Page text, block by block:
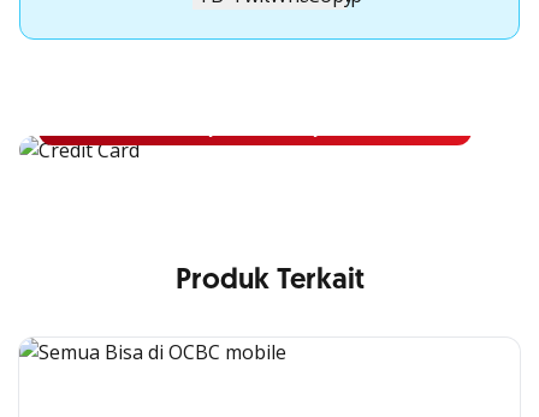
Apply Kartu Kredit OCBC NISP
Produk Terkait